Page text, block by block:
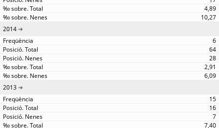
4,89
10,27
2014
6
64
28
2,91
6,09
2013
15
16
7
7,40